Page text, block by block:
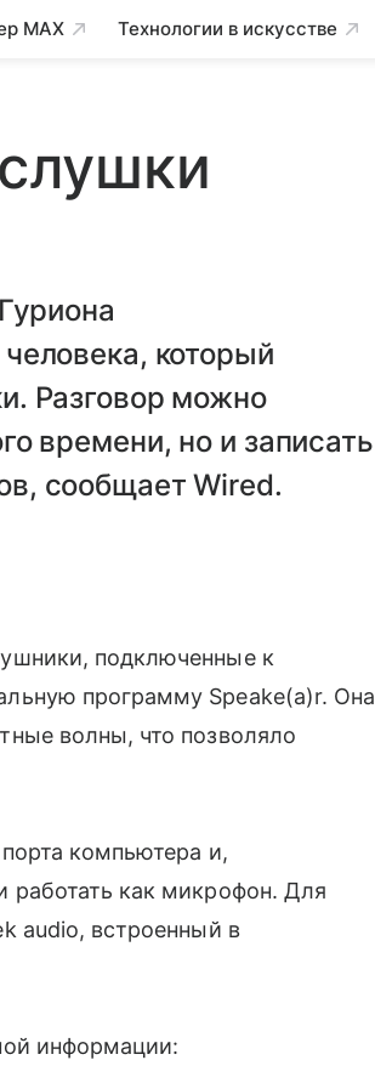
MAX Технологии в искусстве
который
Разговор можно
времени, но и записать
сообщает Wired.
подключенные к
программу Speake(a)r. Она
волны, что позволяло
компьютера и,
работать как микрофон. Для
audio, встроенный в
информации: